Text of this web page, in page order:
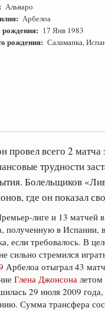
Альваро
Арбелоа
рождения: 17 Янв 1983
рождения: Саламанка,
провел всего 2
трудности
Болельщиков
где он показал
лиге и 13 матчей
полученную в Испании,
если требовалось. В
сильно стремился
Арбелоа отыграл 43
Глена Джонсона
29 июля 2009
Сумма трансфера